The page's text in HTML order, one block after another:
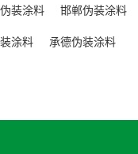
装涂料
邯郸伪装涂料
涂料
承德伪装涂料